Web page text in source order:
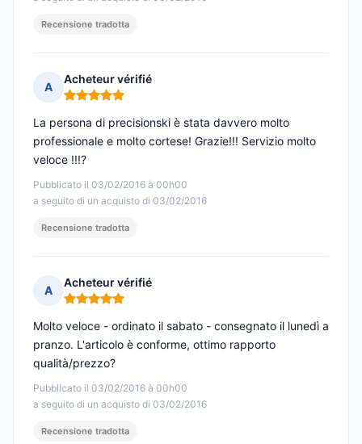
Recensione tradotta
A
Acheteur vérifié
Nota: 5 su 5
Pubblicato il 03/02/2016 à 00h00
a seguito di un acquisto di 03/02/2016
La persona di precisionski è stata davvero molto
professionale e molto cortese! Grazie!!! Servizio molto
veloce !!!?
Recensione tradotta
A
Acheteur vérifié
Nota: 5 su 5
Pubblicato il 03/02/2016 à 00h00
a seguito di un acquisto di 03/02/2016
Molto veloce - ordinato il sabato - consegnato il lunedì a
pranzo. L'articolo è conforme, ottimo rapporto
qualità/prezzo?
Recensione tradotta